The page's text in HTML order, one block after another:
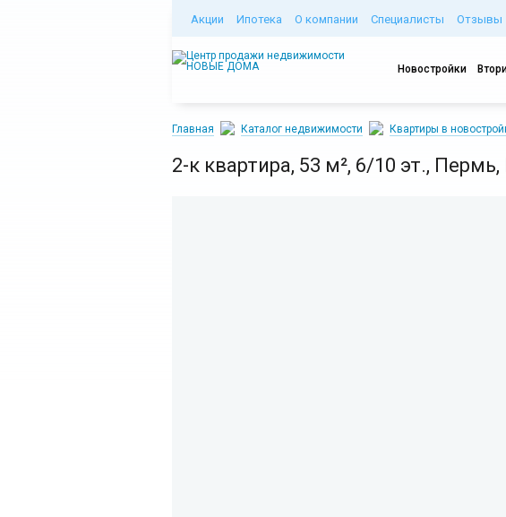
Акции Ипотека О компании Специалисты Отзывы
Новостройки
Главная Каталог недвижимости Квартиры в
2-к квартира, 53 м², 6/10 эт.,